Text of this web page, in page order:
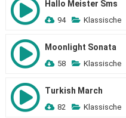
Hallo Meister Sms
94 Klassische
Moonlight Sonata
58 Klassische
Turkish March
82 Klassische